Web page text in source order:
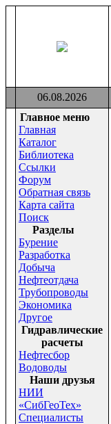
06.08.2026
Главное меню
Главная
Каталог
Библиотека
Ссылки
Форум
Обратная связь
Карта сайта
Поиск
Раздeлы
Бурение
Разработка
Добыча
Нефтеотдача
Трубопроводы
Экономика
Другое
Гидравлические
расчеты
Нефтесбор
Водоводы
Наши друзья
НИИ
«СибГеоТех»
Специалисты